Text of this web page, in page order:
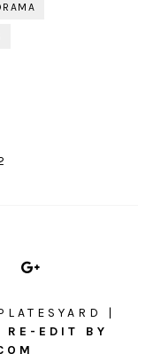
QOUTE
|
EDIT BY